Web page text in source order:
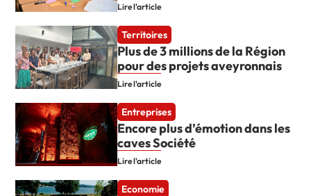
Lire l'article
Territoires
Plus de 3 millions de la Région
pour des projets aveyronnais
Lire l'article
Entreprises
Encore plus d’émotion dans les
caves Société
Lire l'article
Economie